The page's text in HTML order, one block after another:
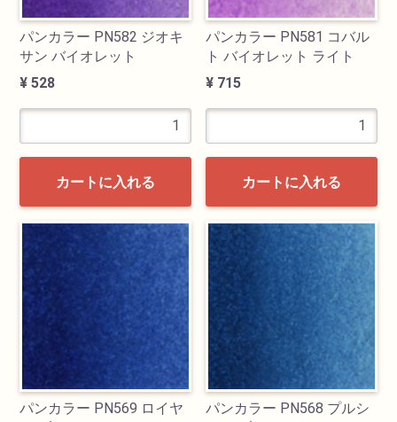
パンカラー PN582 ジオキ
サン バイオレット
¥ 528
カートに入れる
パンカラー PN581 コバル
ト バイオレット ライト
¥ 715
カートに入れる
パンカラー PN569 ロイヤ
パンカラー PN568 プルシ